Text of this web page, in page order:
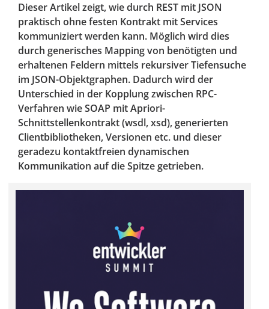
Dieser Artikel zeigt, wie durch REST mit JSON
praktisch ohne festen Kontrakt mit Services
kommuniziert werden kann. Möglich wird dies
durch generisches Mapping von benötigten und
erhaltenen Feldern mittels rekursiver Tiefensuche
im JSON-Objektgraphen. Dadurch wird der
Unterschied in der Kopplung zwischen RPC-
Verfahren wie SOAP mit Apriori-
Schnittstellenkontrakt (wsdl, xsd), generierten
Clientbibliotheken, Versionen etc. und dieser
geradezu kontaktfreien dynamischen
Kommunikation auf die Spitze getrieben.